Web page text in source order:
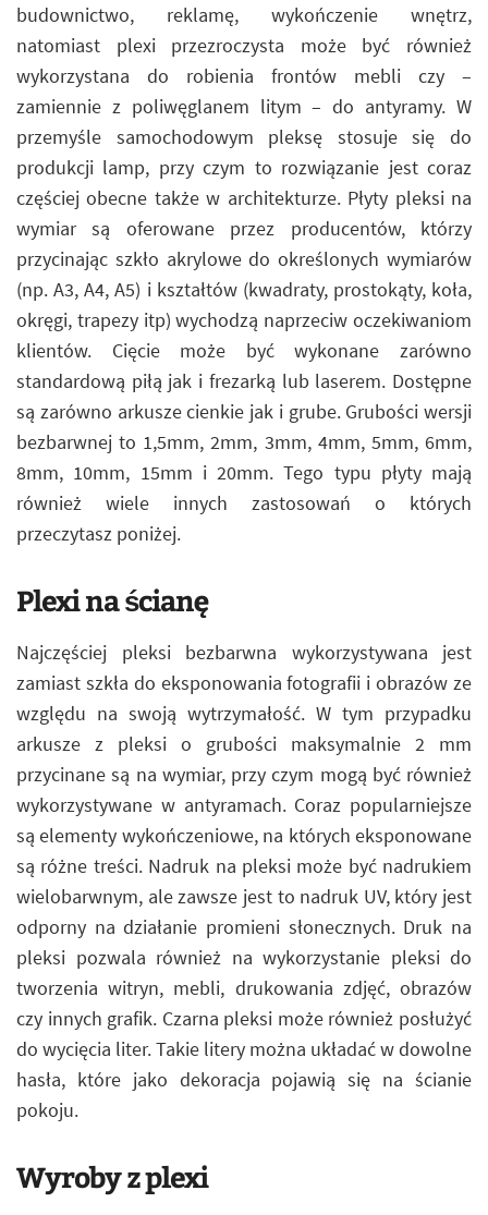
budownictwo, reklamę, wykończenie wnętrz,
natomiast plexi przezroczysta może być również
wykorzystana do robienia frontów mebli czy –
zamiennie z poliwęglanem litym – do antyramy. W
przemyśle samochodowym pleksę stosuje się do
produkcji lamp, przy czym to rozwiązanie jest coraz
częściej obecne także w architekturze. Płyty pleksi na
wymiar są oferowane przez producentów, którzy
przycinając szkło akrylowe do określonych wymiarów
(np. A3, A4, A5) i kształtów (kwadraty, prostokąty, koła,
okręgi, trapezy itp) wychodzą naprzeciw oczekiwaniom
klientów. Cięcie może być wykonane zarówno
standardową piłą jak i frezarką lub laserem. Dostępne
są zarówno arkusze cienkie jak i grube. Grubości wersji
bezbarwnej to 1,5mm, 2mm, 3mm, 4mm, 5mm, 6mm,
8mm, 10mm, 15mm i 20mm. Tego typu płyty mają
również wiele innych zastosowań o których
przeczytasz poniżej.
Plexi na ścianę
Najczęściej pleksi bezbarwna wykorzystywana jest
zamiast szkła do eksponowania fotografii i obrazów ze
względu na swoją wytrzymałość. W tym przypadku
arkusze z pleksi o grubości maksymalnie 2 mm
przycinane są na wymiar, przy czym mogą być również
wykorzystywane w antyramach. Coraz popularniejsze
są elementy wykończeniowe, na których eksponowane
są różne treści. Nadruk na pleksi może być nadrukiem
wielobarwnym, ale zawsze jest to nadruk UV, który jest
odporny na działanie promieni słonecznych. Druk na
pleksi pozwala również na wykorzystanie pleksi do
tworzenia witryn, mebli, drukowania zdjęć, obrazów
czy innych grafik. Czarna pleksi może również posłużyć
do wycięcia liter. Takie litery można układać w dowolne
hasła, które jako dekoracja pojawią się na ścianie
pokoju.
Wyroby z plexi